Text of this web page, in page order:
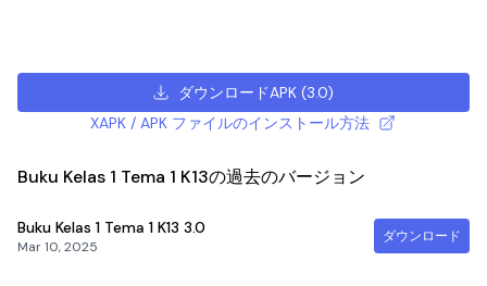
ダウンロードAPK (3.0)
XAPK / APK ファイルのインストール方法
Buku Kelas 1 Tema 1 K13の過去のバージョン
Buku Kelas 1 Tema 1 K13 3.0
Mar 10, 2025
ダウンロード